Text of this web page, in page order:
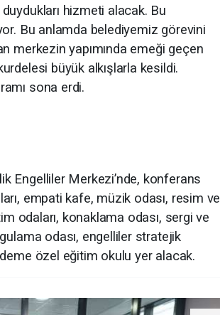
hizmeti alacak. Bu
Bu anlamda belediyemiz görevini
merkezin yapımında emeği geçen
büyük alkışlarla kesildi.
sona erdi.
Engelliler Merkezi’nde, konferans
empati kafe, müzik odası, resim ve
odaları, konaklama odası, sergi ve
odası, engelliler stratejik
özel eğitim okulu yer alacak.